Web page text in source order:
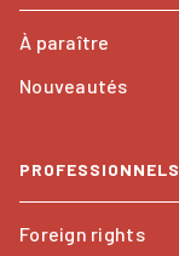
À paraître
Nouveautés
PROFESSIONNELS
Foreign rights